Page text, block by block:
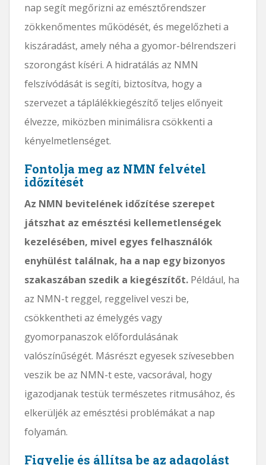
nap segít megőrizni az emésztőrendszer
zökkenőmentes működését, és megelőzheti a
kiszáradást, amely néha a gyomor-bélrendszeri
szorongást kíséri. A hidratálás az NMN
felszívódását is segíti, biztosítva, hogy a
szervezet a táplálékkiegészítő teljes előnyeit
élvezze, miközben minimálisra csökkenti a
kényelmetlenséget.
Fontolja meg az NMN felvétel
időzítését
Az NMN bevitelének időzítése szerepet
játszhat az emésztési kellemetlenségek
kezelésében, mivel egyes felhasználók
enyhülést találnak, ha a nap egy bizonyos
szakaszában szedik a kiegészítőt. Például, ha
az NMN-t reggel, reggelivel veszi be,
csökkentheti az émelygés vagy
gyomorpanaszok előfordulásának
valószínűségét. Másrészt egyesek szívesebben
veszik be az NMN-t este, vacsorával, hogy
igazodjanak testük természetes ritmusához, és
elkerüljék az emésztési problémákat a nap
folyamán.
Figyelje és állítsa be az adagolást